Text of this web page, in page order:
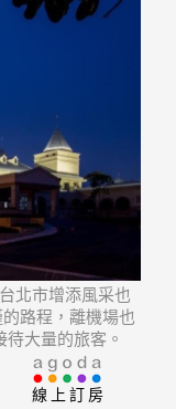
北市增添風采也
路程，離機場也
大量的旅客。
點變得方便快
線上訂房